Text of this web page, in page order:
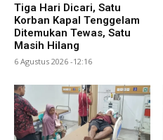
Tiga Hari Dicari, Satu
Korban Kapal Tenggelam
Ditemukan Tewas, Satu
Masih Hilang
6 Agustus 2026 -12:16